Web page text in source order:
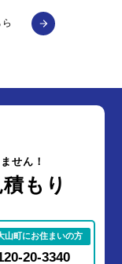
せん！
もり
山町にお住まいの方
20-3340